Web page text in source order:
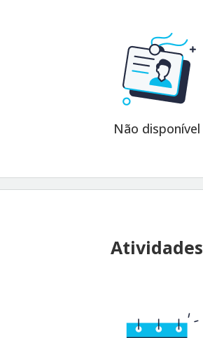
Não disponível
Atividades